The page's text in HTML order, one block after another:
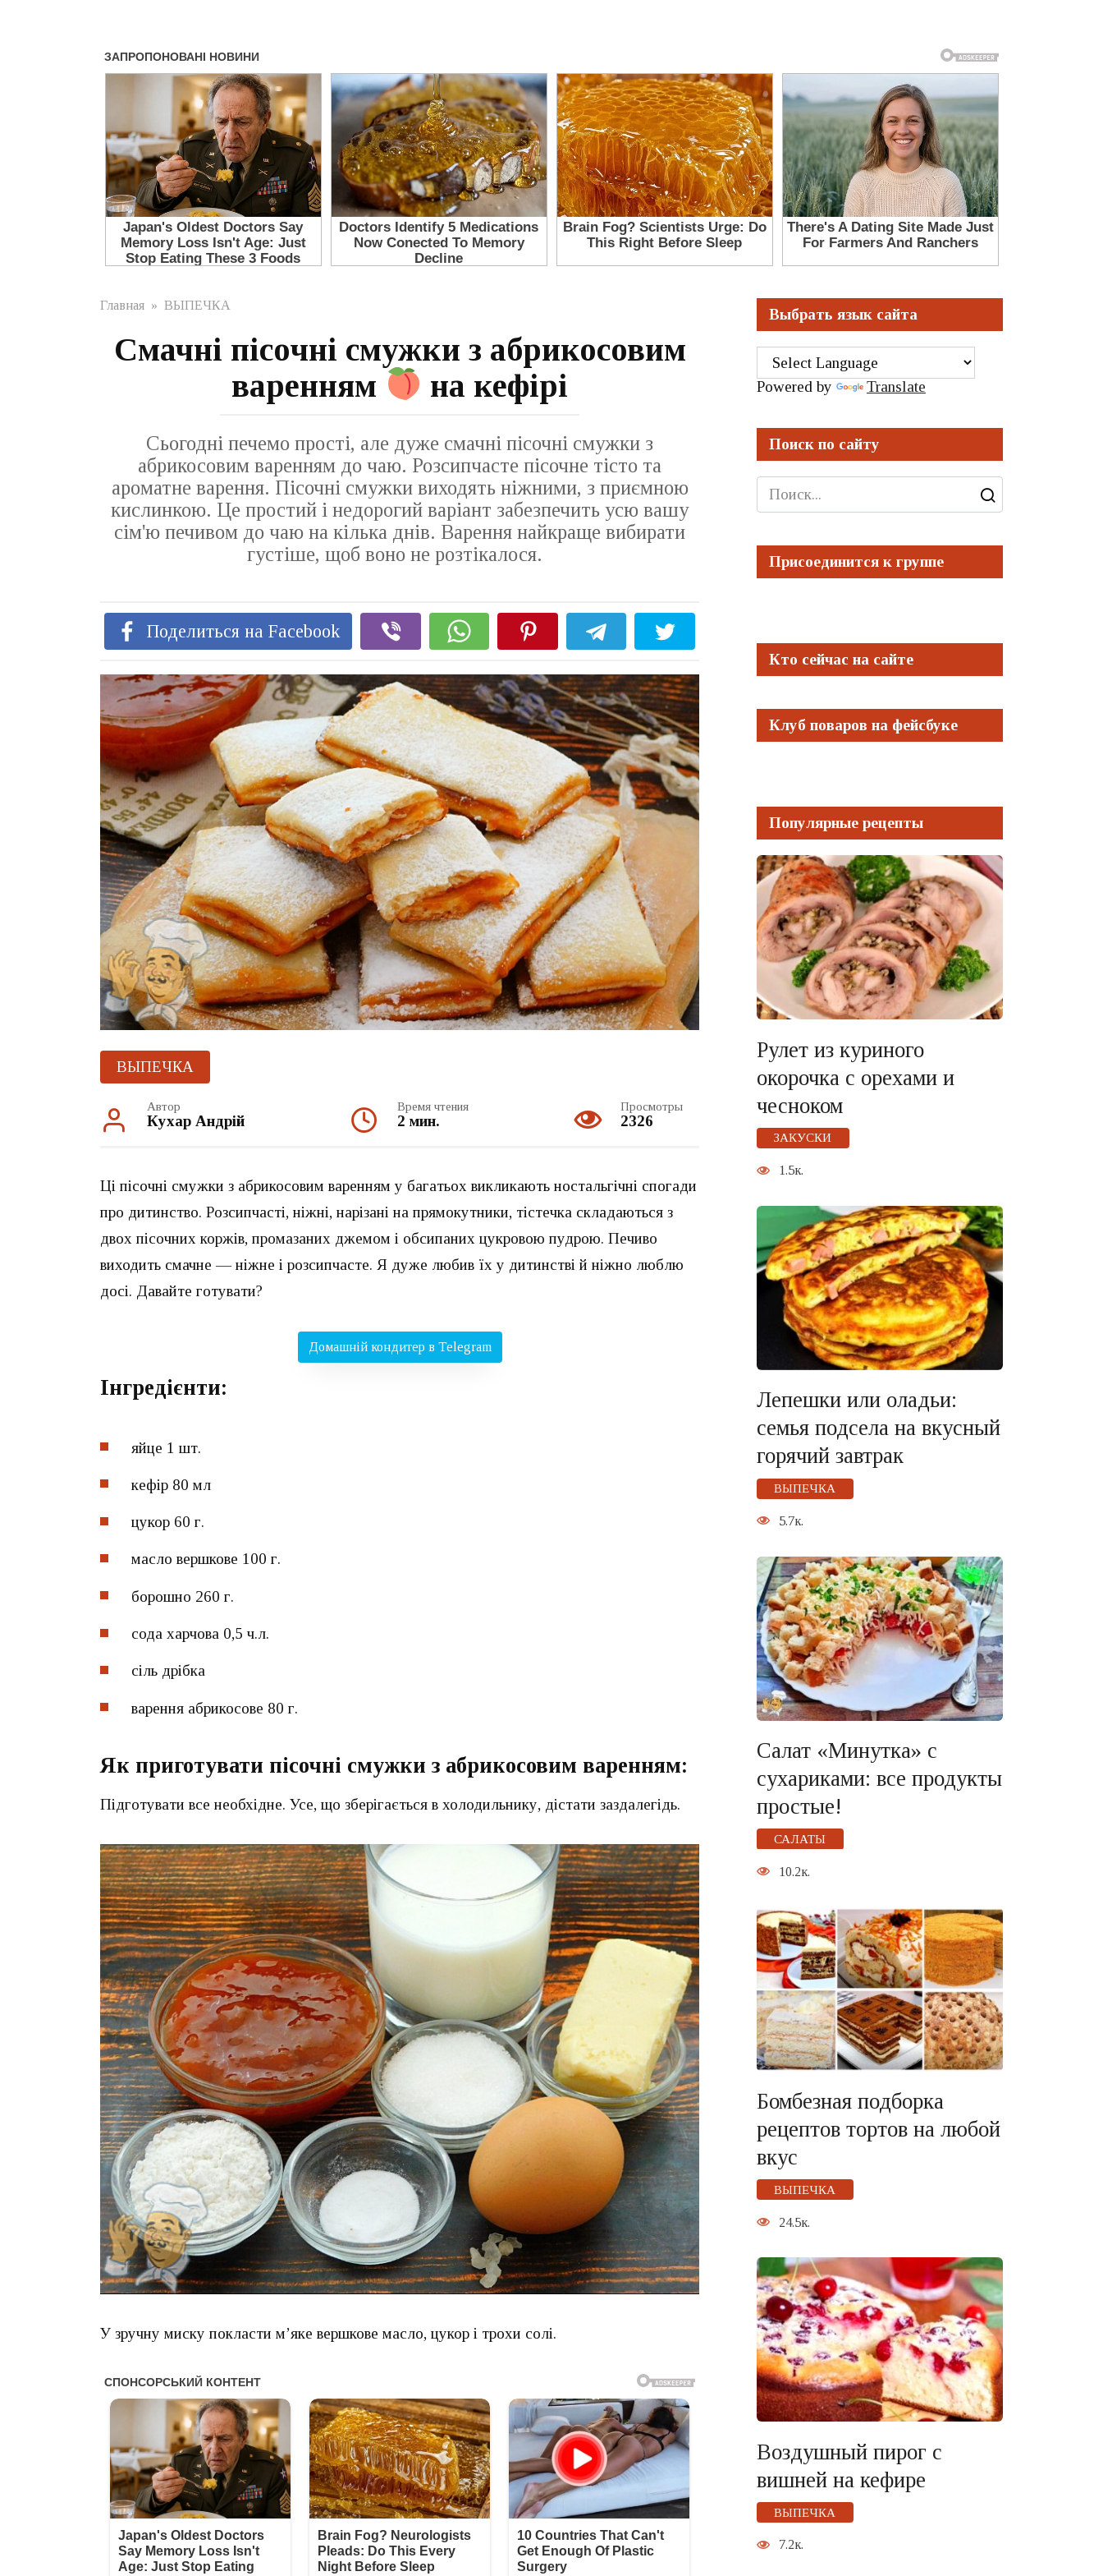
Главная » ВЫПЕЧКА
Смачні пісочні смужки з абрикосовим
варенням
на кефірі
Сьогодні печемо прості, але дуже смачні пісочні смужки з
абрикосовим варенням до чаю. Розсипчасте пісочне тісто та
ароматне варення. Пісочні смужки виходять ніжними, з приємною
кислинкою. Це простий і недорогий варіант забезпечить усю вашу
сім'ю печивом до чаю на кілька днів. Варення найкраще вибирати
густіше, щоб воно не розтікалося.
Поделиться на Facebook
ВЫПЕЧКА
Автор
Кухар Андрій
Время чтения
2 мин.
Просмотры
2326
Ці пісочні смужки з абрикосовим варенням у багатьох викликають ностальгічні спогади
про дитинство. Розсипчасті, ніжні, нарізані на прямокутники, тістечка складаються з
двох пісочних коржів, промазаних джемом і обсипаних цукровою пудрою. Печиво
виходить смачне — ніжне і розсипчасте. Я дуже любив їх у дитинстві й ніжно люблю
досі. Давайте готувати?
Домашній кондитер в Telegram
Інгредієнти:
яйце 1 шт.
кефір 80 мл
цукор 60 г.
масло вершкове 100 г.
борошно 260 г.
сода харчова 0,5 ч.л.
сіль дрібка
варення абрикосове 80 г.
Як приготувати пісочні смужки з абрикосовим варенням:
Підготувати все необхідне. Усе, що зберігається в холодильнику, дістати заздалегідь.
У зручну миску покласти м’яке вершкове масло, цукор і трохи солі.
Выбрать язык сайта
Powered by Translate
Поиск по сайту
Search
for:
Присоединится к группе
Кто сейчас на сайте
Клуб поваров на фейсбуке
Популярные рецепты
Рулет из куриного
окорочка с орехами и
чесноком
ЗАКУСКИ
1.5к.
Лепешки или оладьи:
семья подсела на вкусный
горячий завтрак
ВЫПЕЧКА
5.7к.
Салат «Минутка» с
сухариками: все продукты
простые!
САЛАТЫ
10.2к.
Бомбезная подборка
рецептов тортов на любой
вкус
ВЫПЕЧКА
24.5к.
Воздушный пирог с
вишней на кефире
ВЫПЕЧКА
7.2к.